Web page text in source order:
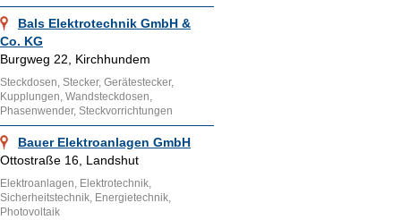
Bals Elektrotechnik GmbH &
Co. KG
Burgweg 22, Kirchhundem
Steckdosen, Stecker, Gerätestecker,
Kupplungen, Wandsteckdosen,
Phasenwender, Steckvorrichtungen
Bauer Elektroanlagen GmbH
Ottostraße 16, Landshut
Elektroanlagen, Elektrotechnik,
Sicherheitstechnik, Energietechnik,
Photovoltaik